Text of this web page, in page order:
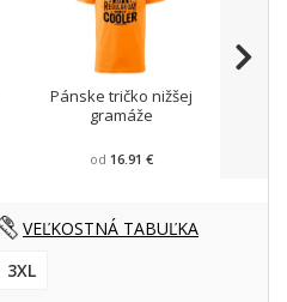
Pánske tričko nižšej
gramáže
od 16.91 €
VEĽKOSTNÁ TABUĽKA
3XL